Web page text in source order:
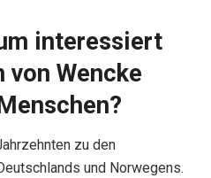
interessiert
von Wencke
zu den
und Norwegens.